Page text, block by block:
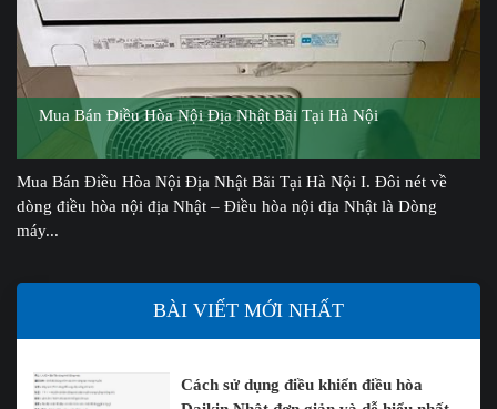
Mua Bán Điều Hòa Nội Địa Nhật Bãi Tại Hà Nội
Mua Bán Điều Hòa Nội Địa Nhật Bãi Tại Hà Nội I. Đôi nét về
dòng điều hòa nội địa Nhật – Điều hòa nội địa Nhật là Dòng
máy...
BÀI VIẾT MỚI NHẤT
Cách sử dụng điều khiển điều hòa